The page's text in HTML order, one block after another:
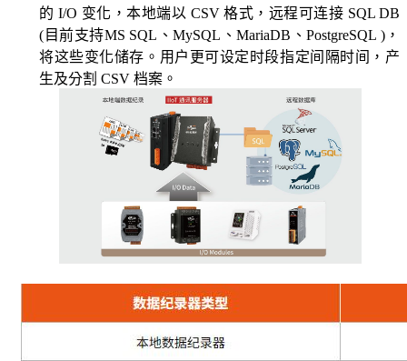
的 I/O 变化，本地端以 CSV 格式，远程可连接 SQL DB
(目前支持MS SQL、MySQL、MariaDB、PostgreSQL )，
将这些变化储存。用户更可设定时段指定间隔时间，产
生及分割 CSV 档案。